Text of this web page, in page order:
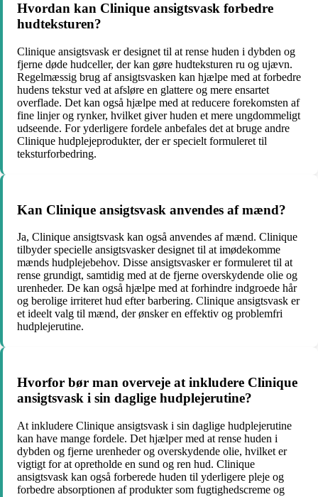
Hvordan kan Clinique ansigtsvask forbedre
hudteksturen?
Clinique ansigtsvask er designet til at rense huden i dybden og
fjerne døde hudceller, der kan gøre hudteksturen ru og ujævn.
Regelmæssig brug af ansigtsvasken kan hjælpe med at forbedre
hudens tekstur ved at afsløre en glattere og mere ensartet
overflade. Det kan også hjælpe med at reducere forekomsten af ​​
fine linjer og rynker, hvilket giver huden et mere ungdommeligt
udseende. For yderligere fordele anbefales det at bruge andre
Clinique hudplejeprodukter, der er specielt formuleret til
teksturforbedring.
Kan Clinique ansigtsvask anvendes af mænd?
Ja, Clinique ansigtsvask kan også anvendes af mænd. Clinique
tilbyder specielle ansigtsvasker designet til at imødekomme
mænds hudplejebehov. Disse ansigtsvasker er formuleret til at
rense grundigt, samtidig med at de fjerne overskydende olie og
urenheder. De kan også hjælpe med at forhindre indgroede hår
og berolige irriteret hud efter barbering. Clinique ansigtsvask er
et ideelt valg til mænd, der ønsker en effektiv og problemfri
hudplejerutine.
Hvorfor bør man overveje at inkludere Clinique
ansigtsvask i sin daglige hudplejerutine?
At inkludere Clinique ansigtsvask i sin daglige hudplejerutine
kan have mange fordele. Det hjælper med at rense huden i
dybden og fjerne urenheder og overskydende olie, hvilket er
vigtigt for at opretholde en sund og ren hud. Clinique
ansigtsvask kan også forberede huden til yderligere pleje og
forbedre absorptionen af ​​produkter som fugtighedscreme og